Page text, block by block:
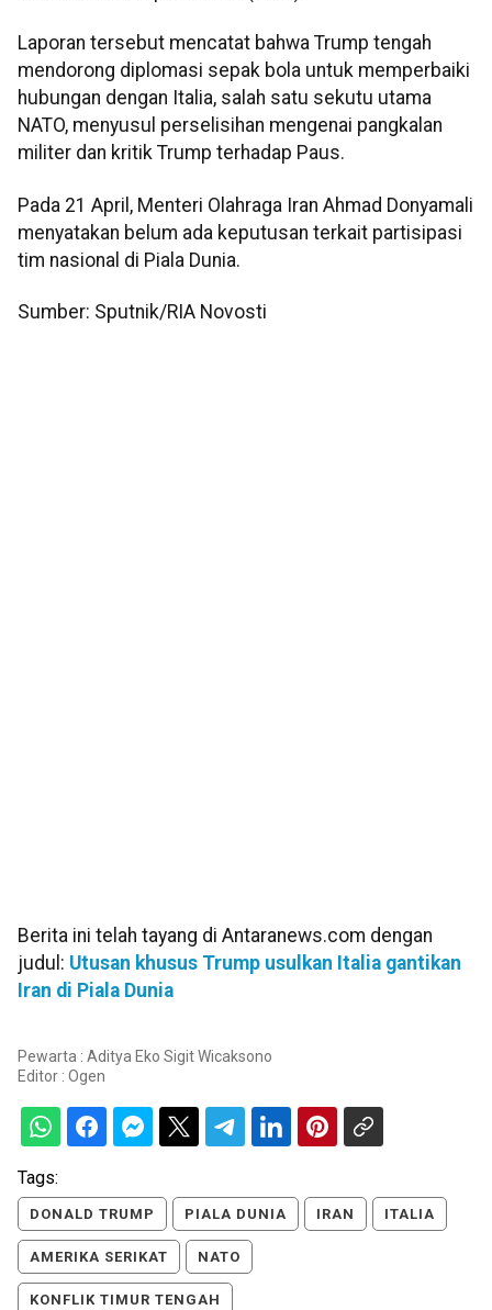
Laporan tersebut mencatat bahwa Trump tengah
mendorong diplomasi sepak bola untuk memperbaiki
hubungan dengan Italia, salah satu sekutu utama
NATO, menyusul perselisihan mengenai pangkalan
militer dan kritik Trump terhadap Paus.
Pada 21 April, Menteri Olahraga Iran Ahmad Donyamali
menyatakan belum ada keputusan terkait partisipasi
tim nasional di Piala Dunia.
Sumber: Sputnik/RIA Novosti
Berita ini telah tayang di Antaranews.com dengan
judul: Utusan khusus Trump usulkan Italia gantikan
Iran di Piala Dunia
Pewarta : Aditya Eko Sigit Wicaksono
Editor : Ogen
Tags:
DONALD TRUMP PIALA DUNIA IRAN ITALIA
AMERIKA SERIKAT NATO
KONFLIK TIMUR TENGAH